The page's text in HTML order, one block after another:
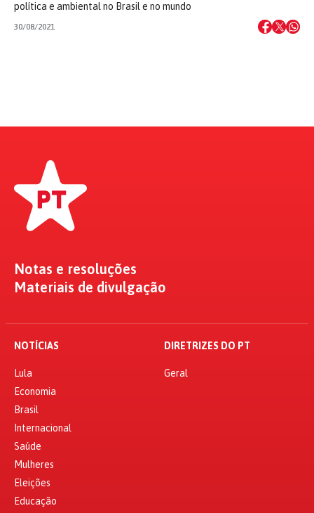
política e ambiental no Brasil e no mundo
30/08/2021
Notas e resoluções
Materiais de divulgação
NOTÍCIAS
Lula
Economia
Brasil
Internacional
Saúde
Mulheres
Eleições
Educação
DIRETRIZES DO PT
Geral